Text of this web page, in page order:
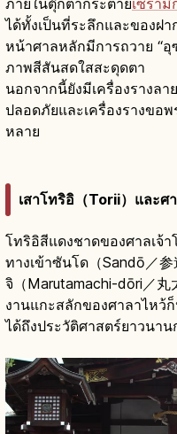
ภายในตุ๊กตากระต่ายเซรามิ
ได้ทั้งเป็นที่ระลึกและของฝา
หน้าศาลหลักมีการถวาย “อุ
ภาพสีสันสดใสสะดุดตา
นอกจากนี้ยังมีเครื่องรางลา
ปลอดภัยและเครื่องรางขอ
หลาย
เสาโทริอิ（Torii）และศ
โทริอิสีแดงชาดของศาลเจ้
ทางเข้าซันโด（Sandō／
จิ（Marutamachi-dōri／丸
งานแกะสลักของศาลาไหว้
ได้ถึงประวัติศาสตร์ยาวนาน